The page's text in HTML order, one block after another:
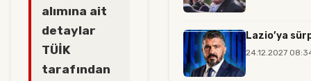
alımına ait
detaylar
TÜİK
tarafından
Lazio’ya
24.12.2027